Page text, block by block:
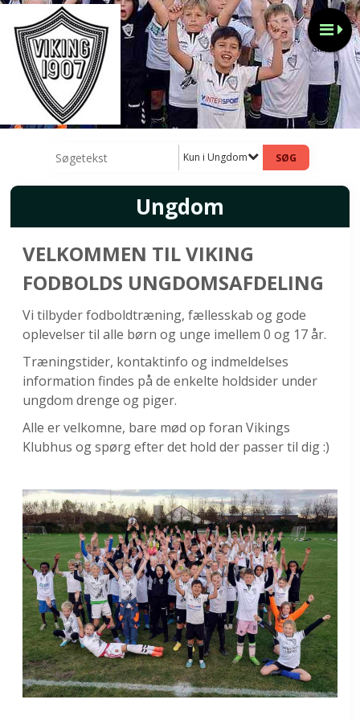
Kun i Ungdom
Ungdom
VELKOMMEN TIL VIKING
FODBOLDS UNGDOMSAFDELING
Vi tilbyder fodboldtræning, fællesskab og gode
oplevelser til alle børn og unge imellem 0 og 17 år.
Træningstider, kontaktinfo og indmeldelses
information findes på de enkelte holdsider under
ungdom drenge og piger.
Alle er velkomne, bare mød op foran Vikings
Klubhus og spørg efter det hold der passer til dig :)